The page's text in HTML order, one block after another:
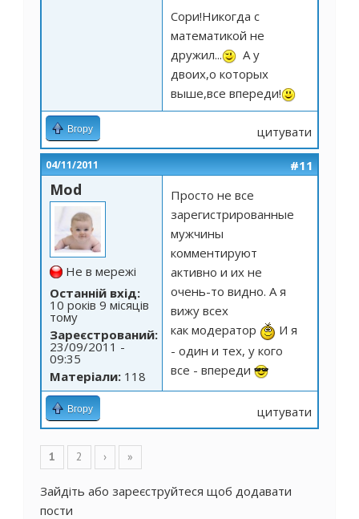
Сори!Никогда с
математикой не
дружил...
А у
двоих,о которых
выше,все впереди!
Вгору цитувати
04/11/2011 #11
Mod
Не в мережі
Останній вхід:
10 років 9 місяців
тому
Зареєстрований:
23/09/2011 -
09:35
Матеріали: 118
Просто не все
зарегистрированные
мужчины
комментируют
активно и их не
очень-то видно. А я
вижу всех
как модератор
И я
- один и тех, у кого
все - впереди
Вгору цитувати
Сторінки
1 2 › »
Зайдіть або зареєструйтеся щоб додавати
пости